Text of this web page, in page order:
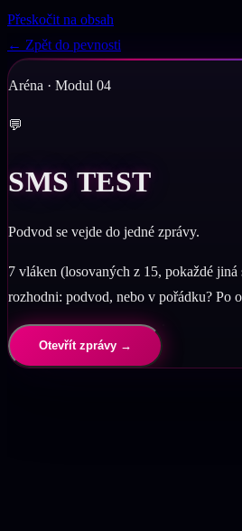
Přeskočit na obsah
← Zpět do pevnosti
Aréna · Modul 04
💬
SMS TEST
Podvod se vejde do jedné zprávy.
7 vláken (losovaných z 15, pokaždé jiná
rozhodni: podvod, nebo v pořádku? Po
Otevřít zprávy →